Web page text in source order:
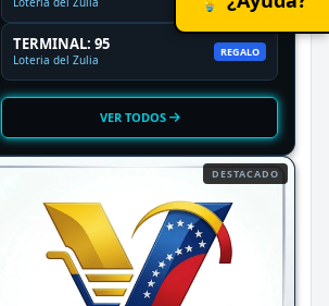
TERMINAL: 95
Loteria del Zulia
REGALO
VER TODOS
DESTACADO